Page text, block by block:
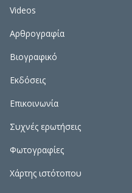
Videos
Αρθρογραφία
Βιογραφικό
Εκδόσεις
Επικοινωνία
Συχνές ερωτήσεις
Φωτογραφίες
Χάρτης ιστότοπου